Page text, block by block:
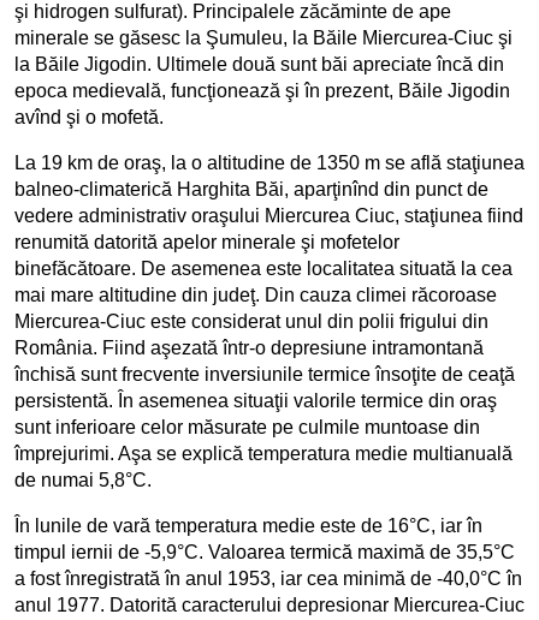
şi hidrogen sulfurat). Principalele zăcăminte de ape
minerale se găsesc la Şumuleu, la Băile Miercurea-Ciuc şi
la Băile Jigodin. Ultimele două sunt băi apreciate încă din
epoca medievală, funcţionează şi în prezent, Băile Jigodin
avînd şi o mofetă.
La 19 km de oraş, la o altitudine de 1350 m se află staţiunea
balneo-climaterică Harghita Băi, aparţinînd din punct de
vedere administrativ oraşului Miercurea Ciuc, staţiunea fiind
renumită datorită apelor minerale şi mofetelor
binefăcătoare. De asemenea este localitatea situată la cea
mai mare altitudine din judeţ. Din cauza climei răcoroase
Miercurea-Ciuc este considerat unul din polii frigului din
România. Fiind aşezată într-o depresiune intramontană
închisă sunt frecvente inversiunile termice însoţite de ceaţă
persistentă. În asemenea situaţii valorile termice din oraş
sunt inferioare celor măsurate pe culmile muntoase din
împrejurimi. Aşa se explică temperatura medie multianuală
de numai 5,8°C.
În lunile de vară temperatura medie este de 16°C, iar în
timpul iernii de -5,9°C. Valoarea termică maximă de 35,5°C
a fost înregistrată în anul 1953, iar cea minimă de -40,0°C în
anul 1977. Datorită caracterului depresionar Miercurea-Ciuc